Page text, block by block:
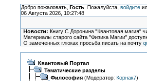
Добро пожаловать, Гость. Пожалуйста, войдите
06 Августа 2026, 10:27:48
Новости: Книгу С.Доронина "Квантовая магия"
Материалы старого сайта "Физика Магии"
О замеченных глюках просьба писать на почту
Квантовый Портал
Тематические разделы
Философия(Модератор: Корнак7)